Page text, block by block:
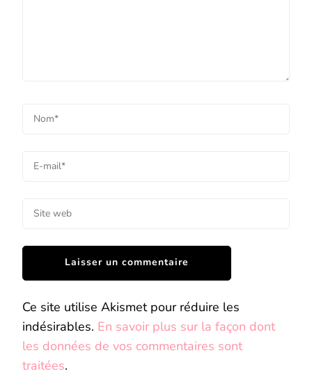
Ce site utilise Akismet pour réduire les
indésirables. En savoir plus sur la façon dont
les données de vos commentaires sont
traitées.